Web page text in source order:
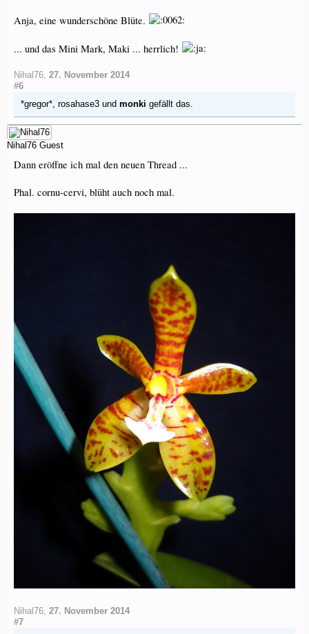
Anja, eine wunderschöne Blüte.
... und das Mini Mark, Maki ... herrlich!
Nihal76, 27. November 2014
#6
*gregor*, rosahase3 und monki gefällt das.
Nihal76 Guest
Dann eröffne ich mal den neuen Thread ...
Phal. cornu-cervi, blüht auch noch mal.
Nihal76, 27. November 2014
#7